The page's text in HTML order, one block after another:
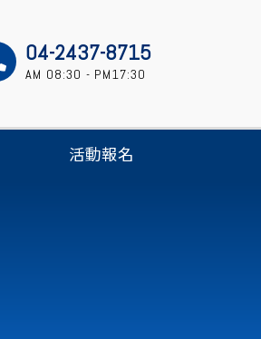
04-2437-8715
AM 08:30 - PM17:30
活動報名